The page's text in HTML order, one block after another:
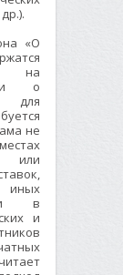
«О
на
о
для
не
или
иных
и в
и